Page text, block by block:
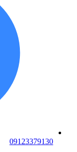
09123379130